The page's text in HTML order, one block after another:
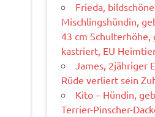
Frieda,
Mischlingshündin,
43 cm
kastriert, EU
James, 2jähriger
Rüde verliert sein
Kito – Hündin,
Terrier-Pinscher-